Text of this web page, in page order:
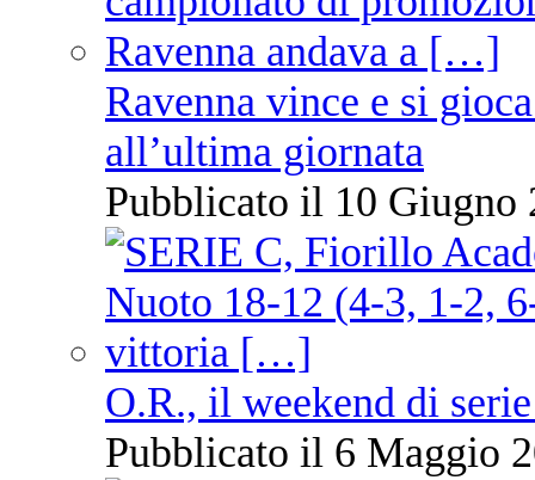
Ravenna vince e si
all’ultima giornata
Pubblicato il 10 Giugno
O.R., il weekend di
Pubblicato il 6 Maggio